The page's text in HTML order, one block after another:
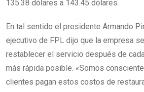
135.38 dólares a 143.45 dólares.
En tal sentido el presidente Armando
ejecutivo de FPL dijo que la empresa
restablecer el servicio después de
más rápida posible. «Somos
clientes pagan estos costos de